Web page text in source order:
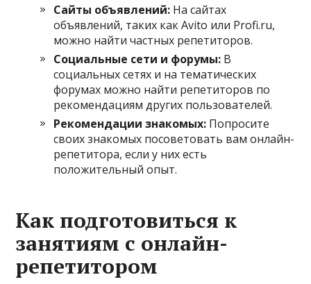
Сайты объявлений: На сайтах
объявлений, таких как Avito или Profi.ru,
можно найти частных репетиторов.
Социальные сети и форумы: В
социальных сетях и на тематических
форумах можно найти репетиторов по
рекомендациям других пользователей.
Рекомендации знакомых: Попросите
своих знакомых посоветовать вам онлайн-
репетитора, если у них есть
положительный опыт.
Как подготовиться к
занятиям с онлайн-
репетитором